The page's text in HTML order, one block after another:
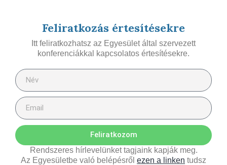
Feliratkozás értesítésekre
Itt feliratkozhatsz az Egyesület által szervezett
konferenciákkal kapcsolatos értesítésekre.
Feliratkozom
Rendszeres hírlevelünket tagjaink kapják meg.
Az Egyesületbe való belépésről ezen a linken tudsz